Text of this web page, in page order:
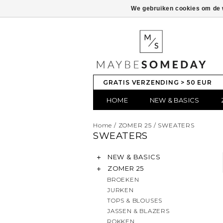
GRATIS VERZENDING > 50 EUR
HOME NEW & BASICS
Home / ZOMER 25 / SWEATERS
SWEATERS
NEW & BASICS
ZOMER 25
BROEKEN
JURKEN
TOPS & BLOUSES
JASSEN & BLAZERS
ROKKEN
We gebruiken cookies om